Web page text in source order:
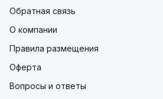
Обратная связь
О компании
Правила размещения
Оферта
Вопросы и ответы